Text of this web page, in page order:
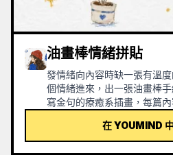
油畫棒情緒拼貼
發情緒向內容時缺一張有溫
個情緒進來，出一張油畫棒
寫金句的療癒系插畫，每篇內
在 YOUMIND